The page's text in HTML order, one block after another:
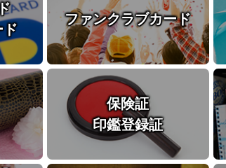
ド
ファンクラブカード
保険証
印鑑登録証